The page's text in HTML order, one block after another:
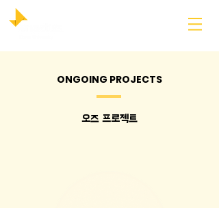
ONGOING PROJECTS
​오즈 프로젝트